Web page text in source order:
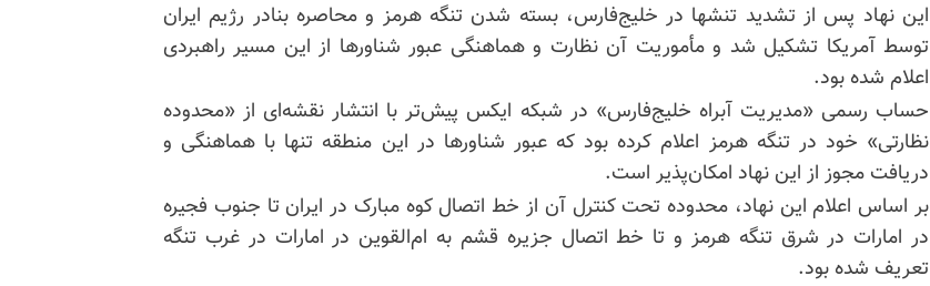
این نهاد پس از تشدید تنشها در خلیج‌فارس، بسته شدن تنگه هرمز و محاصره بنادر رژیم ایران
توسط آمریکا تشکیل شد و مأموریت آن نظارت و هماهنگی عبور شناورها از این مسیر راهبردی
اعلام شده بود.
حساب رسمی «مدیریت آبراه خلیج‌فارس» در شبکه ایکس پیش‌تر با انتشار نقشه‌ای از «محدوده
نظارتی» خود در تنگه هرمز اعلام کرده بود که عبور شناورها در این منطقه تنها با هماهنگی و
دریافت مجوز از این نهاد امکان‌پذیر است.
بر اساس اعلام این نهاد، محدوده تحت کنترل آن از خط اتصال کوه مبارک در ایران تا جنوب فجیره
در امارات در شرق تنگه هرمز و تا خط اتصال جزیره قشم به ام‌القوین در امارات در غرب تنگه
تعریف شده بود.